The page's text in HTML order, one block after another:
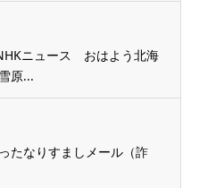
ニュース おはよう北海
原...
たなりすましメール（詐